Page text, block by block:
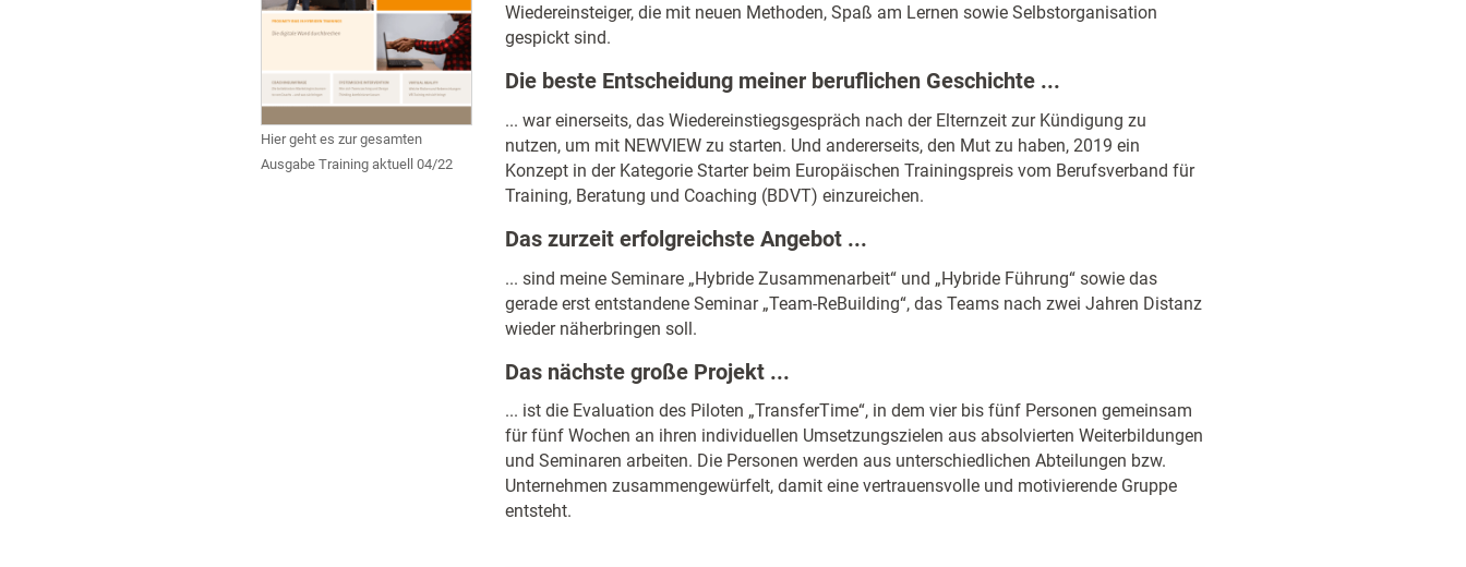
Hier geht es zur gesamten
Ausgabe Training aktuell 04/22
Wiedereinsteiger, die mit neuen Methoden, Spaß am Lernen sowie Selbstorganisation
gespickt sind.
Die beste Entscheidung meiner beruflichen Geschichte ...
... war einerseits, das Wiedereinstiegsgespräch nach der Elternzeit zur Kündigung zu
nutzen, um mit NEWVIEW zu starten. Und andererseits, den Mut zu haben, 2019 ein
Konzept in der Kategorie Starter beim Europäischen Trainingspreis vom Berufsverband für
Training, Beratung und Coaching (BDVT) einzureichen.
Das zurzeit erfolgreichste Angebot ...
... sind meine Seminare „Hybride Zusammenarbeit“ und „Hybride Führung“ sowie das
gerade erst entstandene Seminar „Team-ReBuilding“, das Teams nach zwei Jahren Distanz
wieder näherbringen soll.
Das nächste große Projekt ...
... ist die Evaluation des Piloten „TransferTime“, in dem vier bis fünf Personen gemeinsam
für fünf Wochen an ihren individuellen Umsetzungszielen aus absolvierten Weiterbildungen
und Seminaren arbeiten. Die Personen werden aus unterschiedlichen Abteilungen bzw.
Unternehmen zusammengewürfelt, damit eine vertrauensvolle und motivierende Gruppe
entsteht.